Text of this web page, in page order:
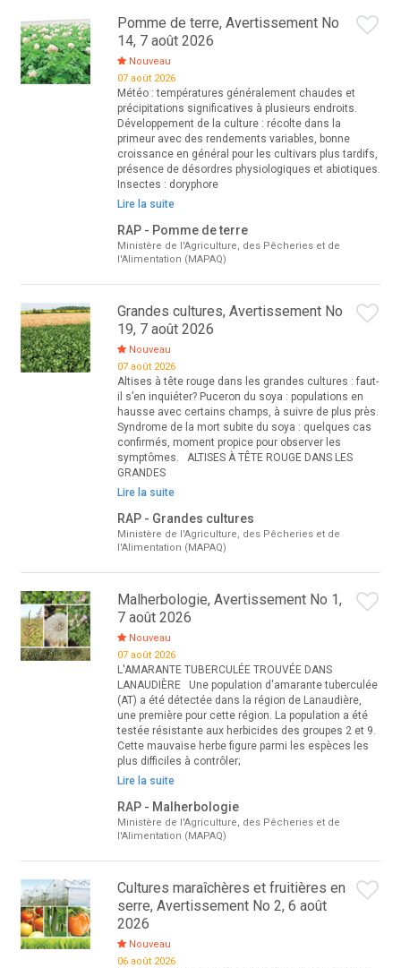
Pomme de terre, Avertissement No
14, 7 août 2026
Nouveau
07 août 2026
Météo : températures généralement chaudes et
précipitations significatives à plusieurs endroits.
Développement de la culture : récolte dans la
primeur avec des rendements variables, bonne
croissance en général pour les cultivars plus tardifs,
présence de désordres physiologiques et abiotiques.
Insectes : doryphore
Lire la suite
RAP - Pomme de terre
Ministère de l'Agriculture, des Pêcheries et de
l'Alimentation (MAPAQ)
Grandes cultures, Avertissement No
19, 7 août 2026
Nouveau
07 août 2026
Altises à tête rouge dans les grandes cultures : faut-
il s’en inquiéter? Puceron du soya : populations en
hausse avec certains champs, à suivre de plus près.
Syndrome de la mort subite du soya : quelques cas
confirmés, moment propice pour observer les
symptômes. ALTISES À TÊTE ROUGE DANS LES
GRANDES
Lire la suite
RAP - Grandes cultures
Ministère de l'Agriculture, des Pêcheries et de
l'Alimentation (MAPAQ)
Malherbologie, Avertissement No 1,
7 août 2026
Nouveau
07 août 2026
L'AMARANTE TUBERCULÉE TROUVÉE DANS
LANAUDIÈRE Une population d'amarante tuberculée
(AT) a été détectée dans la région de Lanaudière,
une première pour cette région. La population a été
testée résistante aux herbicides des groupes 2 et 9.
Cette mauvaise herbe figure parmi les espèces les
plus difficiles à contrôler;
Lire la suite
RAP - Malherbologie
Ministère de l'Agriculture, des Pêcheries et de
l'Alimentation (MAPAQ)
Cultures maraîchères et fruitières en
serre, Avertissement No 2, 6 août
2026
Nouveau
06 août 2026